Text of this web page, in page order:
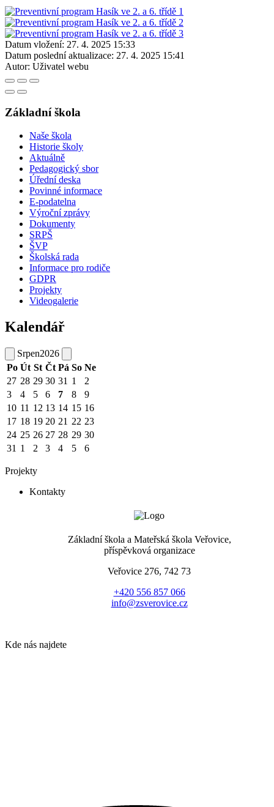
Datum vložení: 27. 4. 2025 15:33
Datum poslední aktualizace: 27. 4. 2025 15:41
Autor: Uživatel webu
Základní škola
Naše škola
Historie školy
Aktuálně
Pedagogický sbor
Úřední deska
Povinné informace
E-podatelna
Výroční zprávy
Dokumenty
SRPŠ
ŠVP
Školská rada
Informace pro rodiče
GDPR
Projekty
Videogalerie
Kalendář
Srpen2026
Po Út St Čt Pá So Ne
27 28 29 30 31 1
2
3
4 5 6 7 8
9
10 11 12 13 14 15 16
17 18 19 20 21 22 23
24 25 26 27 28 29 30
31 1 2 3 4 5 6
Projekty
Kontakty
Základní škola a Mateřská škola Veřovice,
příspěvková organizace
Veřovice 276, 742 73
+420 556 857 066
info@zsverovice.cz
Kde nás najdete